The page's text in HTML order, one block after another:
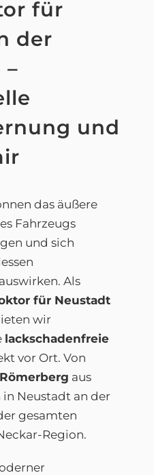
für
der
–
und
das äußere
Fahrzeugs
und sich
Als
für Neustadt
wir
lackschadenfreie
vor Ort. Von
Römerberg aus
Neustadt an der
gesamten
Region.